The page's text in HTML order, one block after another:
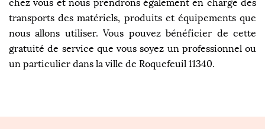
chez vous et nous prendrons également en charge des
transports des matériels, produits et équipements que
nous allons utiliser. Vous pouvez bénéficier de cette
gratuité de service que vous soyez un professionnel ou
un particulier dans la ville de Roquefeuil 11340.